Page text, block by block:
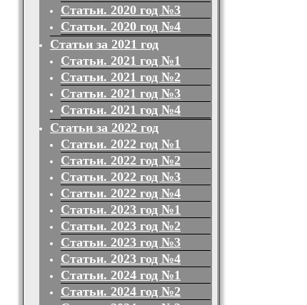
Статьи. 2020 год №3
Статьи. 2020 год №4
Статьи за 2021 год
Статьи. 2021 год №1
Статьи. 2021 год №2
Статьи. 2021 год №3
Статьи. 2021 год №4
Статьи за 2022 год
Статьи. 2022 год №1
Статьи. 2022 год №2
Статьи. 2022 год №3
Статьи. 2022 год №4
Статьи. 2023 год №1
Статьи. 2023 год №2
Статьи. 2023 год №3
Статьи. 2023 год №4
Статьи. 2024 год №1
Статьи. 2024 год №2